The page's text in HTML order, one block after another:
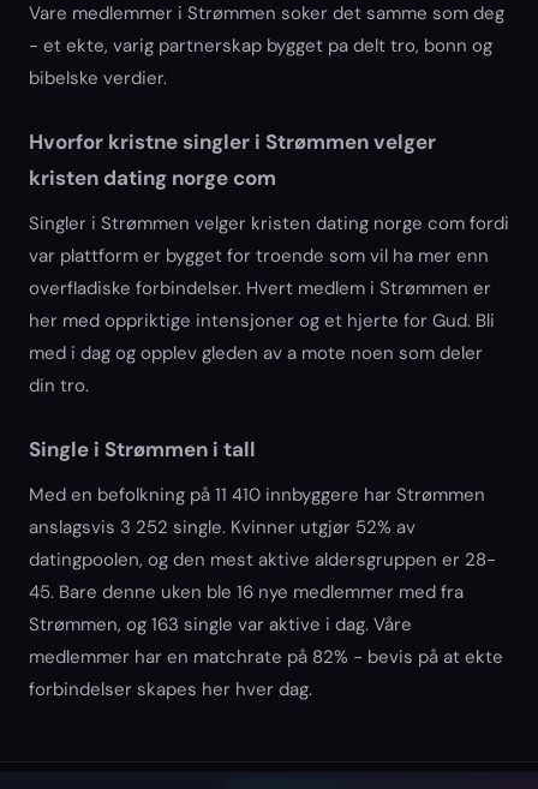
Vare medlemmer i Strømmen soker det samme som deg
- et ekte, varig partnerskap bygget pa delt tro, bonn og
bibelske verdier.
Hvorfor kristne singler i Strømmen velger
kristen dating norge com
Singler i Strømmen velger kristen dating norge com fordi
var plattform er bygget for troende som vil ha mer enn
overfladiske forbindelser. Hvert medlem i Strømmen er
her med oppriktige intensjoner og et hjerte for Gud. Bli
med i dag og opplev gleden av a mote noen som deler
din tro.
Single i Strømmen i tall
Med en befolkning på 11 410 innbyggere har Strømmen
anslagsvis 3 252 single. Kvinner utgjør 52% av
datingpoolen, og den mest aktive aldersgruppen er 28-
45. Bare denne uken ble 16 nye medlemmer med fra
Strømmen, og 163 single var aktive i dag. Våre
medlemmer har en matchrate på 82% - bevis på at ekte
forbindelser skapes her hver dag.